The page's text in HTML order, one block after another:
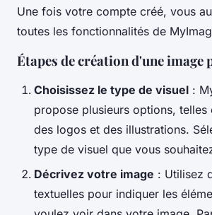
Une fois votre compte créé, vous
toutes les fonctionnalités de
Étapes de création d'une image
Choisissez le type de visuel :
propose plusieurs options, telles
des logos et des illustrations.
type de visuel que vous
Décrivez votre image : Utilisez
textuelles pour indiquer les